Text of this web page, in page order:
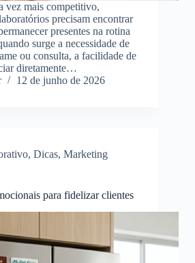
vez mais competitivo,
precisam encontrar
presentes na rotina
surge a necessidade de
ou consulta, a facilidade de
diretamente…
12 de junho de 2026
, Dicas, Marketing
para fidelizar clientes